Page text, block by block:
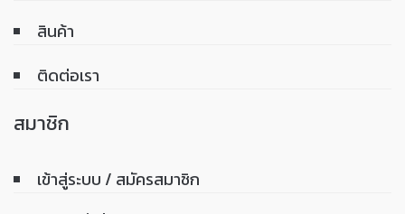
สินค้า
ติดต่อเรา
สมาชิก
เข้าสู่ระบบ / สมัครสมาชิก